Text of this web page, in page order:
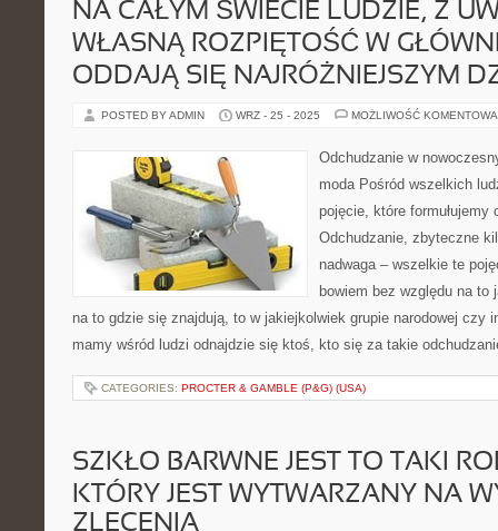
NA CAŁYM ŚWIECIE LUDZIE, Z
WŁASNĄ ROZPIĘTOŚĆ W
ODDAJĄ SIĘ NAJRÓŻNIEJSZYM
POSTED BY ADMIN WRZ - 25 - 2025 MOŻLIWOŚĆ
Odchudzanie w
moda Pośród wszelkich
pojęcie, które formułujemy
Odchudzanie, zbyteczne
nadwaga – wszelkie te
bowiem bez względu na
na to gdzie się znajdują, to w jakiejkolwiek grupie narodowej czy
mamy wśród ludzi odnajdzie się ktoś, kto się za takie
CATEGORIES: PROCTER & GAMBLE (P&G) (USA)
SZKŁO BARWNE JEST TO TAKI
KTÓRY JEST WYTWARZANY NA
ZLECENIA